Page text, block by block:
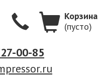
Корзина
(пусто)
00-85